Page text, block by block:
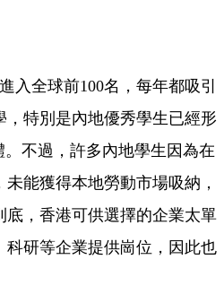
全球前100名，每年都吸引
，特別是內地優秀學生已經形
。不過，許多內地學生因為在
能獲得本地勞動市場吸納，
底，香港可供選擇的企業太單
科研等企業提供崗位，因此也